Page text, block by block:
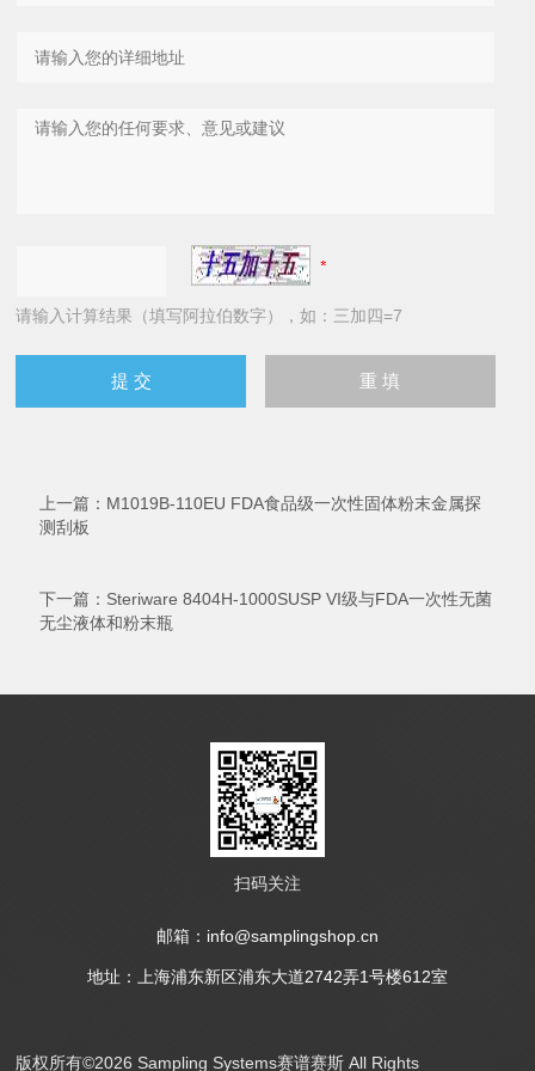
请输入计算结果（填写阿拉伯数字），如：三加四=7
上一篇： M1019B-110EU FDA食品级一次性固体粉末金属探
测刮板
下一篇： Steriware 8404H-1000SUSP VI级与FDA一次性无菌
无尘液体和粉末瓶
扫码关注
邮箱：info@samplingshop.cn
地址：上海浦东新区浦东大道2742弄1号楼612室
版权所有©2026 Sampling Systems赛谱赛斯 All Rights